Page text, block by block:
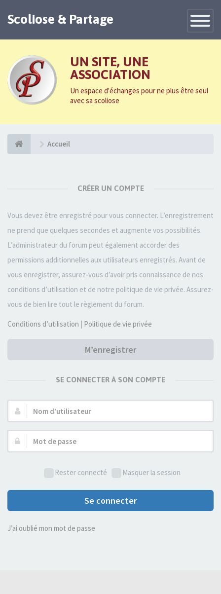
Toggle
Scoliose & Partage
UN SITE, UNE
ASSOCIATION
Un espace d'échanges pour ne plus être seul
avec sa scoliose
Accueil
CRÉER UN COMPTE
Vous devez être enregistré pour vous connecter. L’enregistrement
ne prend que quelques secondes et augmente vos possibilités.
L’administrateur du forum peut également accorder des
permissions additionnelles aux utilisateurs enregistrés. Avant de
vous enregistrer, assurez-vous d’avoir pris connaissance de nos
conditions d’utilisation et de notre politique de vie privée. Assurez-
vous de bien lire tout le règlement du forum.
Conditions d’utilisation | Politique de vie privée
M’enregistrer
SE CONNECTER À SON COMPTE
Nom
Mot
Rester connecté Masquer la session
Se connecter
J’ai oublié mon mot de passe